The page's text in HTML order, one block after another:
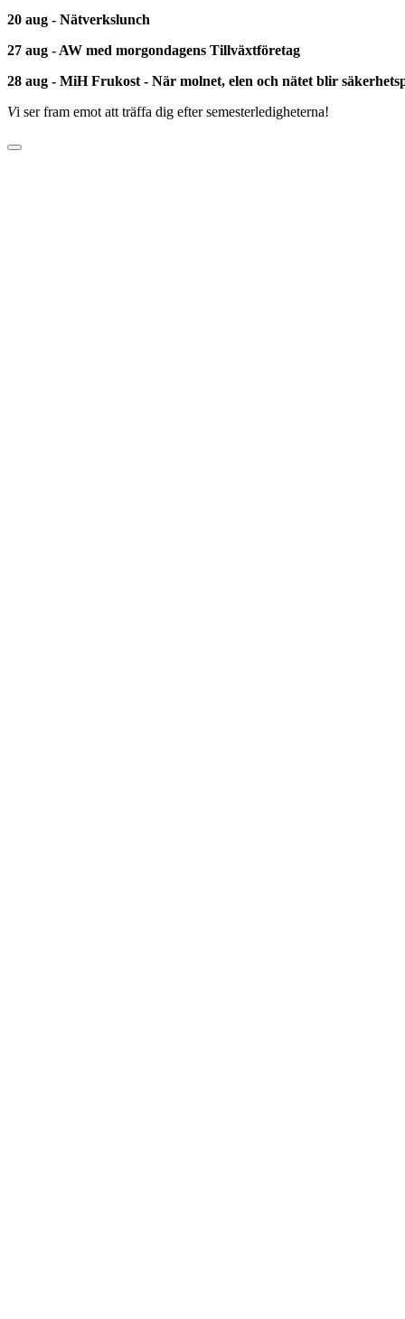
20 aug - Nätverkslunch
27 aug - AW med morgondagens Tillväxtföretag
28 aug - MiH Frukost - När molnet, elen och nätet blir
Vi ser fram emot att träffa dig efter semesterledigheterna!